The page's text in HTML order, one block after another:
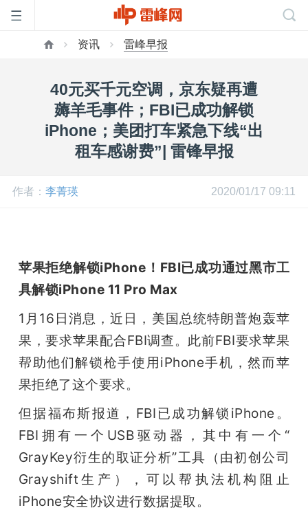
峰
公
课
活
动
中
资讯 雷峰早报
40元买千元空调，京东疑再遭
薅羊毛事件；FBI已成功解锁
iPhone；美团打车紧急下线“出
租车感谢费”| 雷锋早报
作者： 李菁瑛 2020/01/17 09:11
苹果拒绝解锁iPhone！FBI已成功通过黑市工
具解锁iPhone 11 Pro Max
1月16日消息，近日，美国总统特朗普炮轰苹
果，要求苹果配合FBI调查。此前FBI要求苹果
帮助他们解锁枪手使用iPhone手机，然而苹
果拒绝了这个要求。
但据福布斯报道，FBI已成功解锁iPhone。
FBI拥有一个USB驱动器，其中有一个“
GrayKey衍生的取证分析”工具（由初创公司
Grayshift生产），可以帮执法机构阻止
iPhone安全协议进行数据提取。